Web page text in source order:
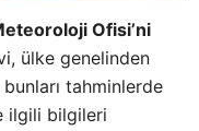
Ofisi’ni
ülke genelinden
tahminlerde
ilgili bilgileri